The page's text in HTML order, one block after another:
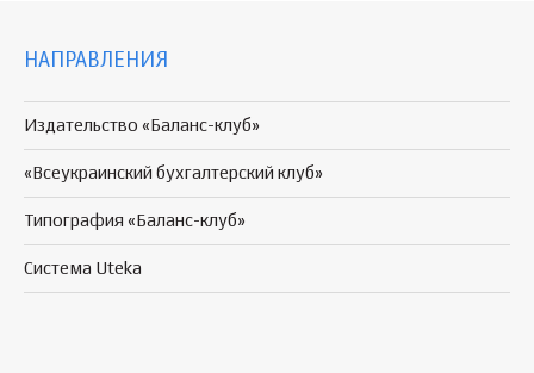
НАПРАВЛЕНИЯ
Издательство «Баланс-клуб»
«Всеукраинский бухгалтерский клуб»
Типография «Баланс-клуб»
Система Uteka